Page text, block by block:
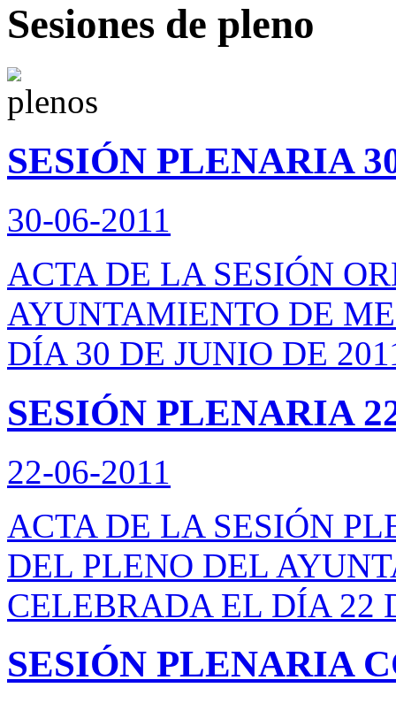
Sesiones de pleno
SESIÓN PLENARIA
30-06-2011
ACTA DE LA SESIÓN
AYUNTAMIENTO DE
DÍA 30 DE JUNIO DE
SESIÓN PLENARIA
22-06-2011
ACTA DE LA SESIÓN
DEL PLENO DEL
CELEBRADA EL DÍA 22
SESIÓN PLENARIA